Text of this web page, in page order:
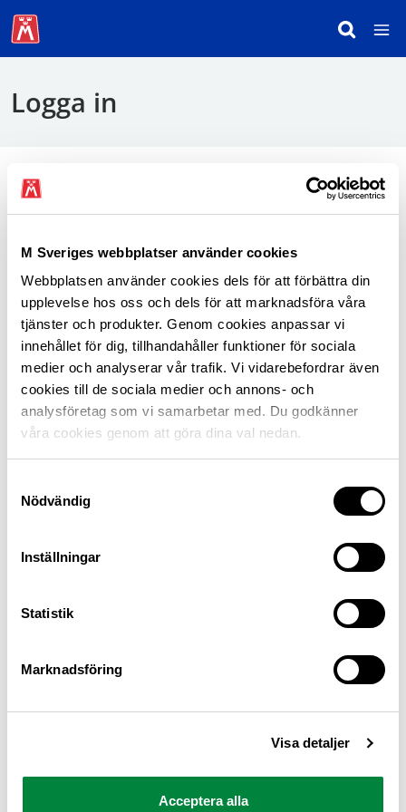
M Sveriges webbplatser använder cookies
Webbplatsen använder cookies dels för att förbättra din
upplevelse hos oss och dels för att marknadsföra våra
tjänster och produkter. Genom cookies anpassar vi
innehållet för dig, tillhandahåller funktioner för sociala
medier och analyserar vår trafik. Vi vidarebefordrar även
cookies till de sociala medier och annons- och
analysföretag som vi samarbetar med. Du godkänner
våra cookies genom att göra dina val nedan.
Nödvändig
Inställningar
Statistik
Marknadsföring
Visa detaljer
Acceptera alla
Logga in
För att logga in behöver du använda mobilt
BankID.
Logga in som medlem
M Sverige är Sveriges största konsumentorganisation
för bilister och andra trafikanter
Ansvarig utgivare: Heléne Lilja
Pressrum
Om oss